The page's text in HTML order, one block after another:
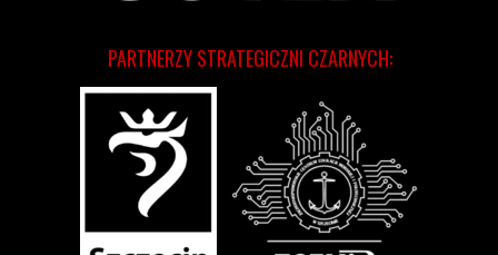
PARTNERZY STRATEGICZNI CZARNYCH: